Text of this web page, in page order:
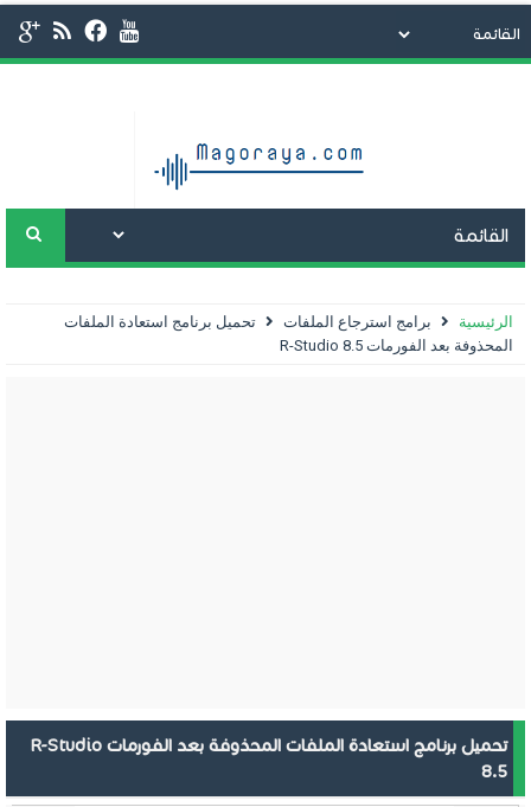
الرئيسية برامج استرجاع الملفات
تحميل برنامج استعادة الملفات
المحذوفة بعد الفورمات R-Studio 8.5
تحميل برنامج استعادة الملفات المحذوفة بعد الفورمات R-Studio
8.5